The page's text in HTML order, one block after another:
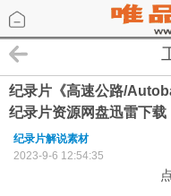
纪录片《高速公路/
纪录片资源网盘迅雷下载
纪录片解说素材
2023-9-6 12:54:35